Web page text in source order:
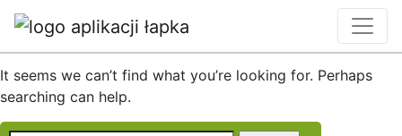
Nothing Found
It seems we can’t find what you’re looking for. Perhaps
searching can help.